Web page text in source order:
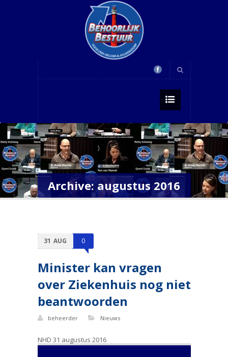
Archive: augustus 2016
31 AUG 0
Minister kan vragen
over Ziekenhuis nog niet
beantwoorden
beheerder Nieuws
NHD 31 augustus 2016